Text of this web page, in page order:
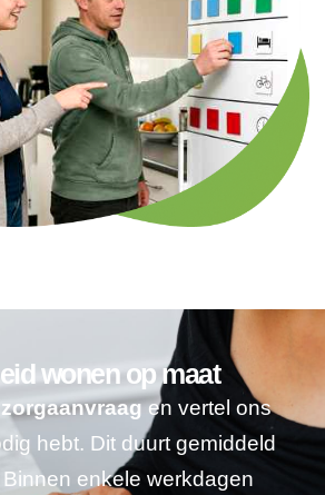
wonen op maat
en vertel ons
hebt. Dit duurt gemiddeld
enkele werkdagen